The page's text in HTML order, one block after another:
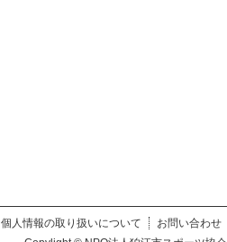
個人情報の取り扱いについて
お問い合わせ